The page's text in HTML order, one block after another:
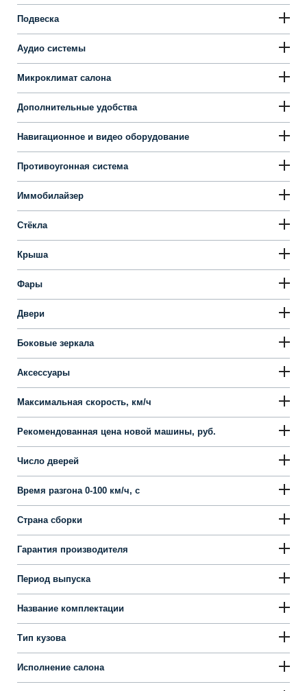
Подвеска
Аудио системы
Микроклимат салона
Дополнительные удобства
Навигационное и видео оборудование
Противоугонная система
Иммобилайзер
Стёкла
Крыша
Фары
Двери
Боковые зеркала
Аксессуары
Максимальная скорость, км/ч
Рекомендованная цена новой машины, руб.
Число дверей
Время разгона 0-100 км/ч, с
Страна сборки
Гарантия производителя
Период выпуска
Название комплектации
Тип кузова
Исполнение салона